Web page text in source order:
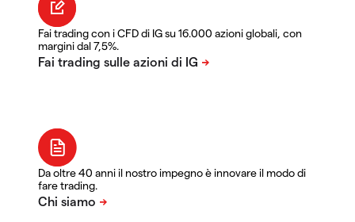
Fai trading con i CFD di IG su 16.000 azioni globali, con
margini dal 7,5%.
Da oltre 40 anni il nostro impegno è innovare il modo di
fare trading.